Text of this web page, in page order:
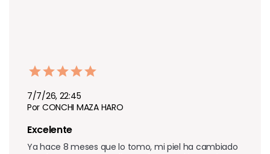
7/7/26, 22:45
Por CONCHI MAZA HARO
Excelente
Ya hace 8 meses que lo tomo, mi piel ha cambiado